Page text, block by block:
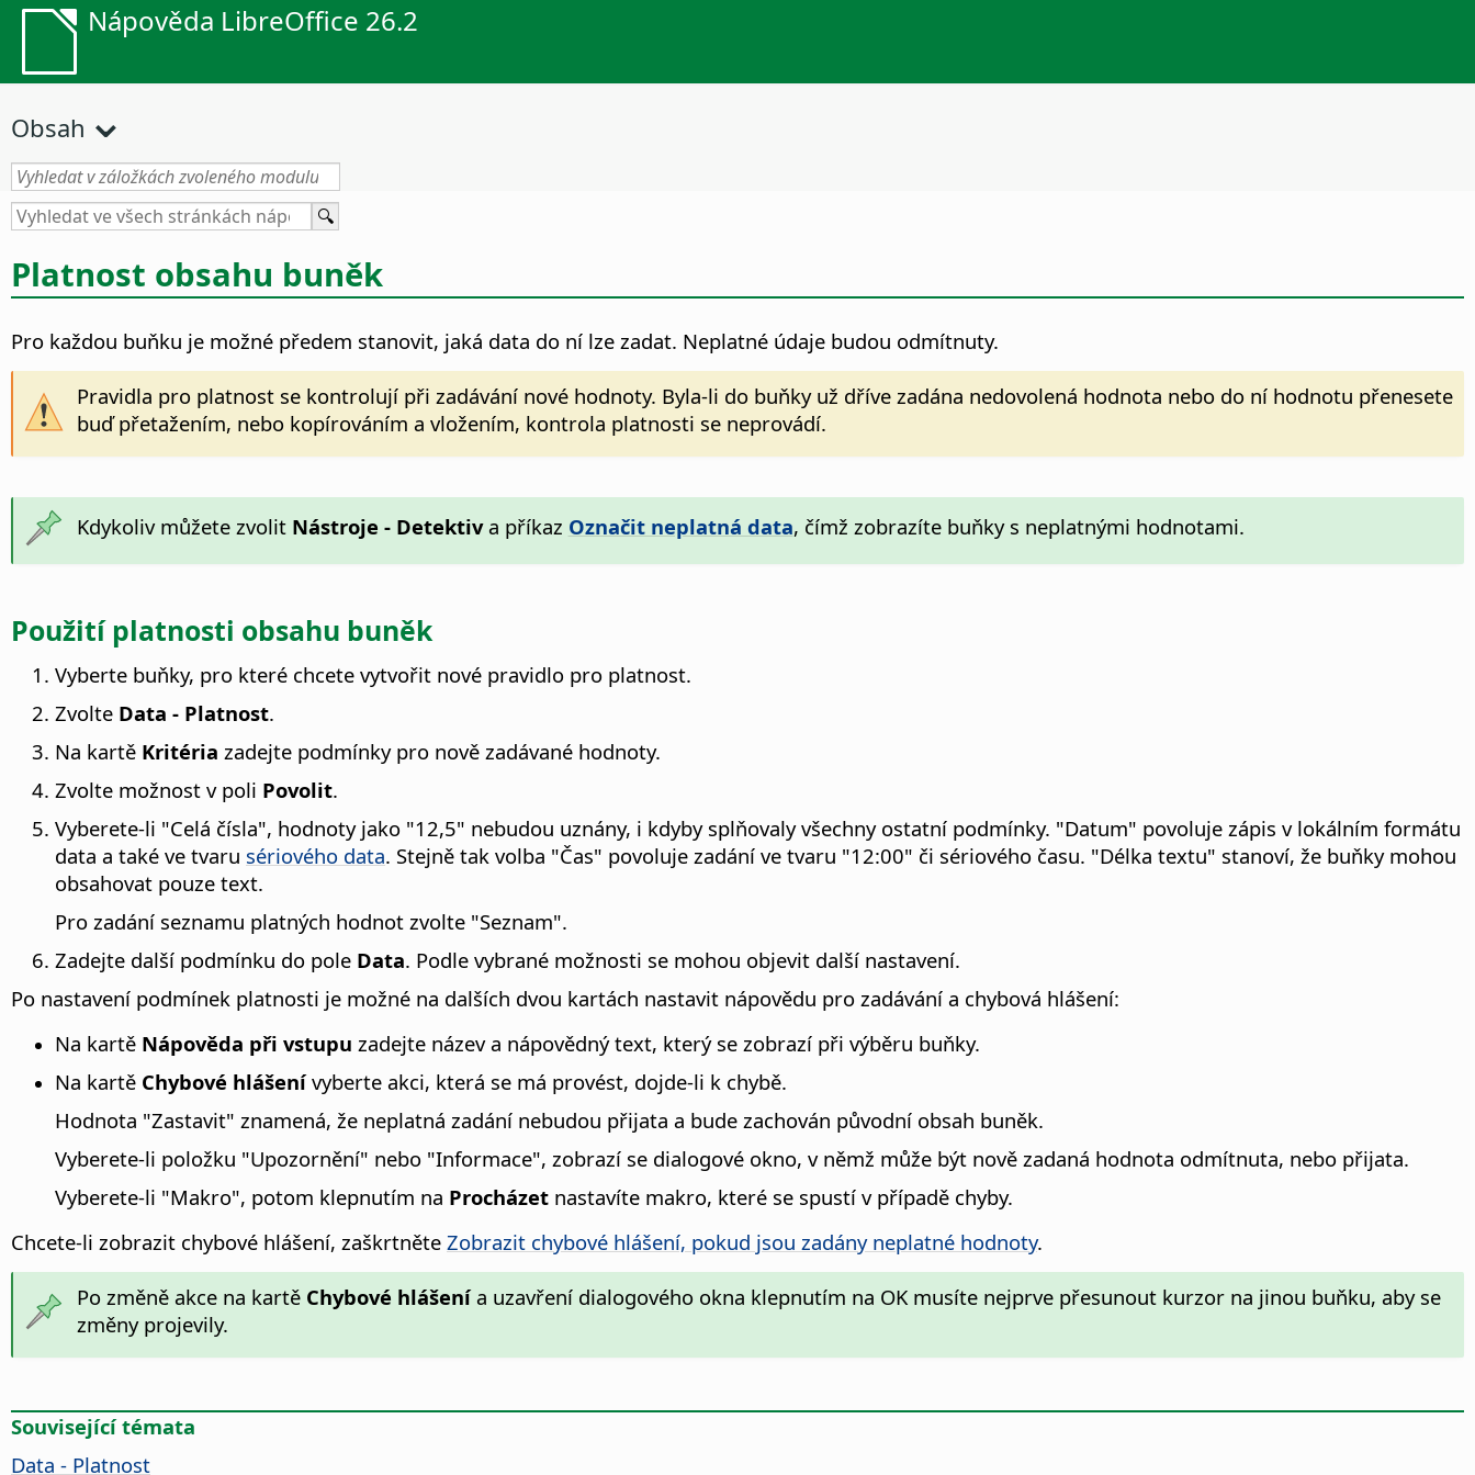
Nápověda LibreOffice 26.2
Obsah
Platnost obsahu buněk
Pro každou buňku je možné předem stanovit, jaká data do ní lze zadat. Neplatné údaje budou odmítnuty.
Pravidla pro platnost se kontrolují při zadávání nové hodnoty. Byla-li do buňky už dříve zadána nedovolená hodnota nebo do ní hodnotu přenesete
buď přetažením, nebo kopírováním a vložením, kontrola platnosti se neprovádí.
Kdykoliv můžete zvolit Nástroje - Detektiva příkaz Označit neplatná data, čímž zobrazíte buňky s neplatnými hodnotami.
Použití platnosti obsahu buněk
Vyberte buňky, pro které chcete vytvořit nové pravidlo pro platnost.
Zvolte Data - Platnost.
Na kartě Kritéria zadejte podmínky pro nově zadávané hodnoty.
Zvolte možnost v poli Povolit.
Vyberete-li "Celá čísla", hodnoty jako "12,5" nebudou uznány, i kdyby splňovaly všechny ostatní podmínky. "Datum" povoluje zápis v lokálním formátu
data a také ve tvaru sériového data. Stejně tak volba "Čas" povoluje zadání ve tvaru "12:00" či sériového času. "Délka textu" stanoví, že buňky mohou
obsahovat pouze text.
Pro zadání seznamu platných hodnot zvolte "Seznam".
Zadejte další podmínku do pole Data. Podle vybrané možnosti se mohou objevit další nastavení.
Po nastavení podmínek platnosti je možné na dalších dvou kartách nastavit nápovědu pro zadávání a chybová hlášení:
Na kartě Nápověda při vstupu zadejte název a nápovědný text, který se zobrazí při výběru buňky.
Na kartě Chybové hlášenívyberte akci, která se má provést, dojde-li k chybě.
Hodnota "Zastavit" znamená, že neplatná zadání nebudou přijata a bude zachován původní obsah buněk.
Vyberete-li položku "Upozornění" nebo "Informace", zobrazí se dialogové okno, v němž může být nově zadaná hodnota odmítnuta, nebo přijata.
Vyberete-li "Makro", potom klepnutím na Procházet nastavíte makro, které se spustí v případě chyby.
Chcete-li zobrazit chybové hlášení, zaškrtněte Zobrazit chybové hlášení, pokud jsou zadány neplatné hodnoty.
Po změně akce na kartě Chybové hlášenía uzavření dialogového okna klepnutím na OK musíte nejprve přesunout kurzor na jinou buňku, aby se
změny projevily.
Související témata
Data - Platnost